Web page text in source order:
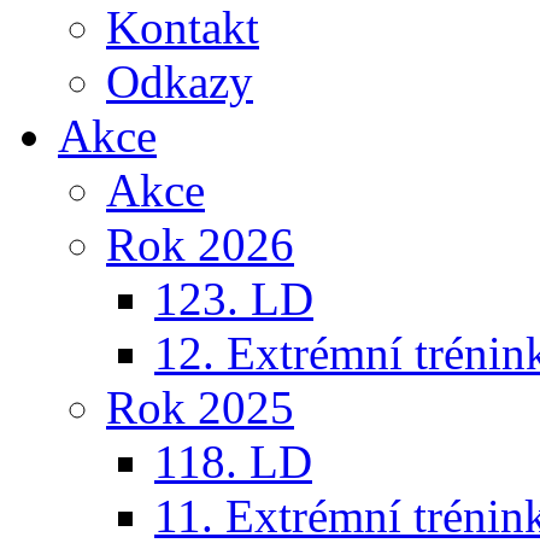
Kontakt
Odkazy
Akce
Akce
Rok 2026
123. LD
12. Extrémní
Rok 2025
118. LD
11. Extrémní